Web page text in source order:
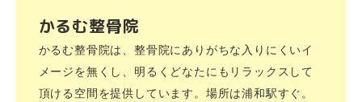
かるむ整骨院
かるむ整骨院は、整骨院にありがちな入りにくいイ
メージを無くし、明るくどなたにもリラックスして
頂ける空間を提供しています。場所は浦和駅すぐ。